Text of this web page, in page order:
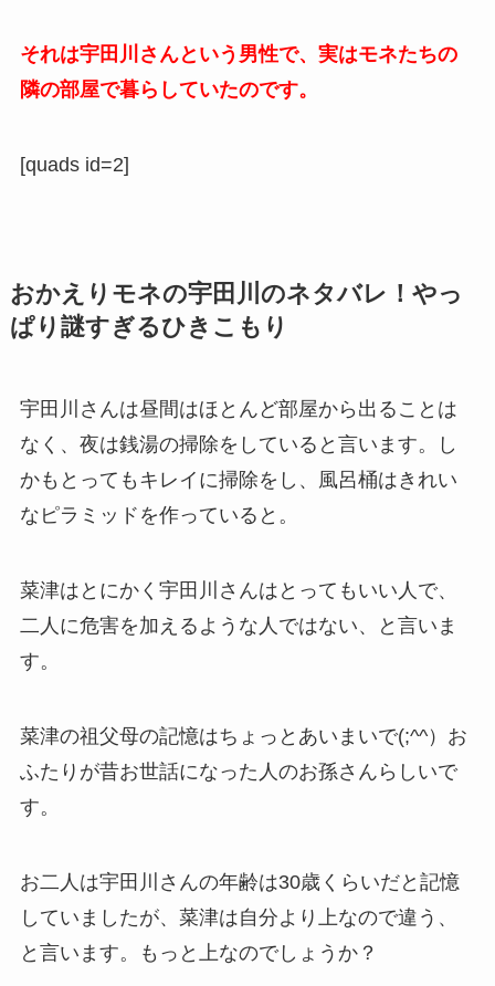
それは宇田川さんという男性で、実はモネたちの
隣の部屋で暮らしていたのです。
[quads id=2]
おかえりモネの宇田川のネタバレ！やっ
ぱり謎すぎるひきこもり
宇田川さんは昼間はほとんど部屋から出ることは
なく、夜は銭湯の掃除をしていると言います。し
かもとってもキレイに掃除をし、風呂桶はきれい
なピラミッドを作っていると。
菜津はとにかく宇田川さんはとってもいい人で、
二人に危害を加えるような人ではない、と言いま
す。
菜津の祖父母の記憶はちょっとあいまいで(;^^）お
ふたりが昔お世話になった人のお孫さんらしいで
す。
お二人は宇田川さんの年齢は30歳くらいだと記憶
していましたが、菜津は自分より上なので違う、
と言います。もっと上なのでしょうか？